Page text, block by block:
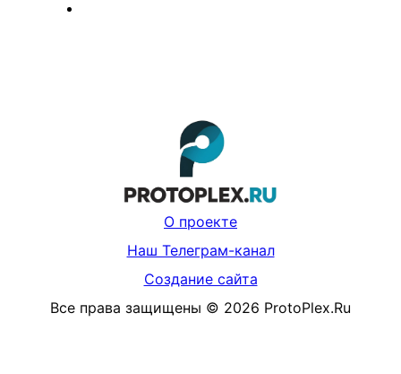
О проекте
Наш Телеграм-канал
Создание сайта
Все права защищены © 2026 ProtoPlex.Ru